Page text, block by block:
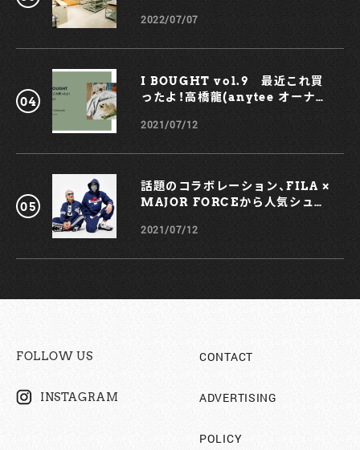
も！
2022/07/07
I BOUGHT vol.9 最近これ買
ったよ！高橋龍(anytee オーナ
2021/07/12
話題のコラボレーション、FILA ×
MAJOR FORCEから人気シュー
2021/07/12
FOLLOW US
INSTAGRAM
CONTACT
ADVERTISING
POLICY